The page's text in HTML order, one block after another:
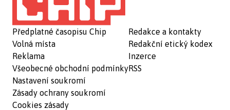
Předplatné časopisu Chip
Volná místa
Reklama
Všeobecné obchodní podmínky
Nastavení soukromí
Zásady ochrany soukromí
Cookies zásady
Redakce a kontakty
Redakční etický kodex
Inzerce
RSS